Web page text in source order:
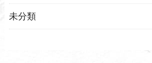
未分類